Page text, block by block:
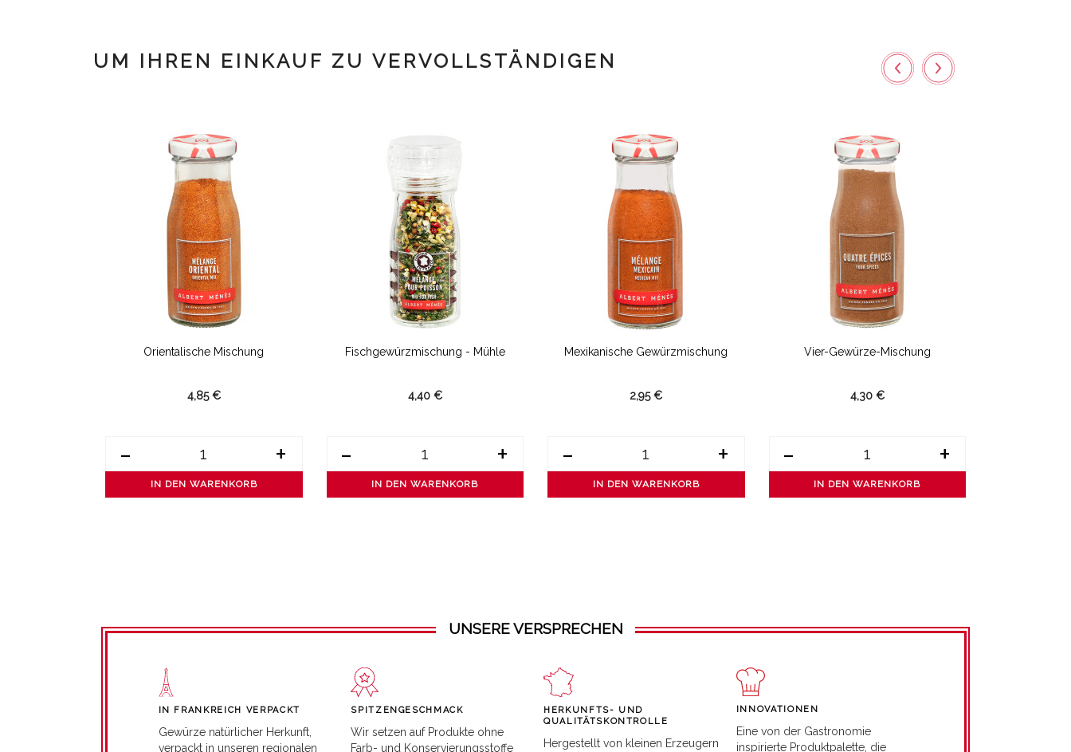
UM IHREN EINKAUF ZU VERVOLLSTÄNDIGEN
Orientalische Mischung
4,85 €
- +
IN DEN WARENKORB
Fischgewürzmischung - Mühle
4,40 €
- +
IN DEN WARENKORB
Mexikanische Gewürzmischung
2,95 €
- +
IN DEN WARENKORB
Vier-Gewürze-Mischung
4,30 €
- +
IN DEN WARENKORB
UNSERE VERSPRECHEN
IN FRANKREICH VERPACKT
Gewürze natürlicher Herkunft,
verpackt in unseren regionalen
SPITZENGESCHMACK
Wir setzen auf Produkte ohne
Farb- und Konservierungsstoffe
HERKUNFTS- UND
QUALITÄTSKONTROLLE
Hergestellt von kleinen Erzeugern
INNOVATIONEN
Eine von der Gastronomie
inspirierte Produktpalette, die